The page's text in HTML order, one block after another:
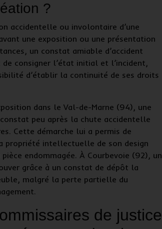
?
accidentelle ou involontaire d’une
une exposition ou une présentation
un constat amiable d’accident
consigner l’état initial et l’incident,
d’établir la continuité de ses droits
dans le Val-de-Marne (94), une
peu après la chute accidentelle
Cette démarche lui a permis de
propriété intellectuelle de son design
endommagée. À Courbevoie (92), un
grâce à un constat de dépôt la
malgré la perte partielle du
de justice